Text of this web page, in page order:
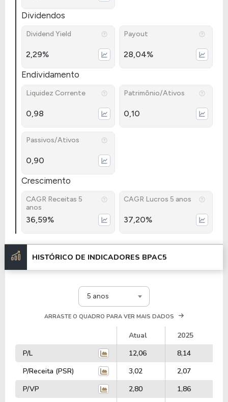
Dividendos
Dividend Yield
2,29%
Payout
28,04%
Endividamento
Liquidez Corrente
0,98
Patrimônio/Ativos
0,10
Passivos/Ativos
0,90
Crescimento
CAGR Receitas 5
anos
36,59%
CAGR Lucros 5 anos
37,20%
HISTÓRICO DE INDICADORES BPAC5
5 anos
ARRASTE O QUADRO PARA VER MAIS DADOS
Atual 2025
P/L
12,06 8,14
P/Receita (PSR)
3,02 2,07
P/VP
2,80 1,86